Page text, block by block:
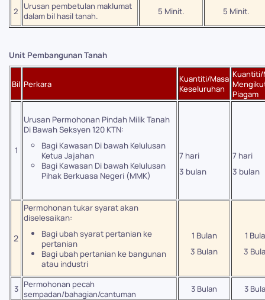
2
Urusan pembetulan maklumat
dalam bil hasil tanah.
5 Minit. 5 Minit.
Unit Pembangunan Tanah
Bil Perkara
Kuantiti/Masa
Keseluruhan
Kuantiti/
Piagam
1
Urusan Permohonan Pindah Milik Tanah
Di Bawah Seksyen 120 KTN:
Bagi Kawasan Di bawah Kelulusan
Ketua Jajahan
Bagi Kawasan Di bawah Kelulusan
Pihak Berkuasa Negeri (MMK)
7 hari
3 bulan
7 hari
3 bulan
2
Permohonan tukar syarat akan
diselesaikan:
Bagi ubah syarat pertanian ke
pertanian
Bagi ubah pertanian ke bangunan
atau industri
1 Bulan
3 Bulan
1
3
3 Permohonan pecah
sempadan/bahagian/cantuman
3 Bulan 3